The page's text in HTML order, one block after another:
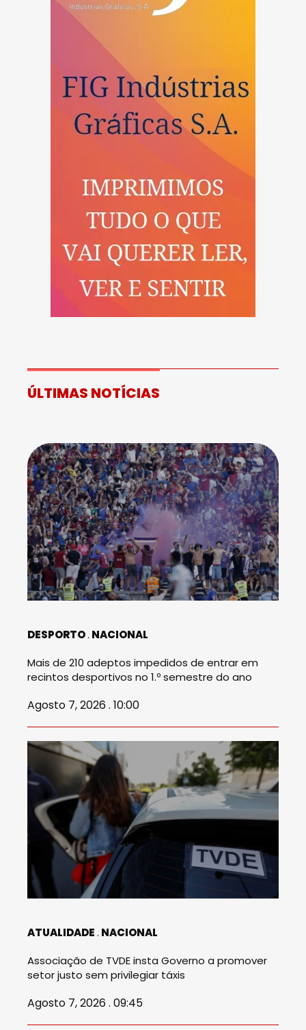
ÚLTIMAS NOTÍCIAS
DESPORTO NACIONAL
Mais de 210 adeptos impedidos de entrar em
recintos desportivos no 1.º semestre do ano
Agosto 7, 2026 . 10:00
ATUALIDADE NACIONAL
Associação de TVDE insta Governo a promover
setor justo sem privilegiar táxis
Agosto 7, 2026 . 09:45